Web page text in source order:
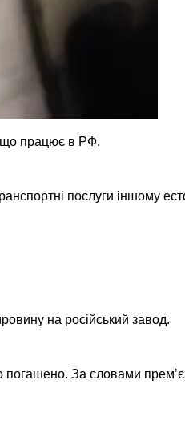
що працює в РФ.
послуги іншому
на російський завод.
погашено. За словами